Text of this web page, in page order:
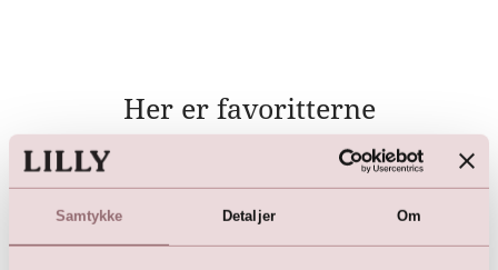
Samtykke Detaljer Om
Her er favoritterne